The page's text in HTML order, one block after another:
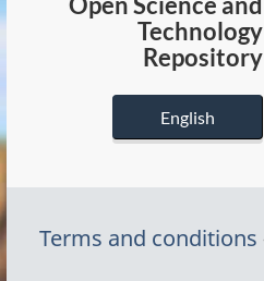
Technology
Repository
English
Terms and conditions